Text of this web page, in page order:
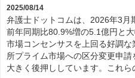
2025/08/14
弁護士ドットコムは、2026年3月
前年同期比80.9%増の5.1億円と
市場コンセンサスを上回る好調な
所プライム市場への区分変更申
大きく後押ししています。これ